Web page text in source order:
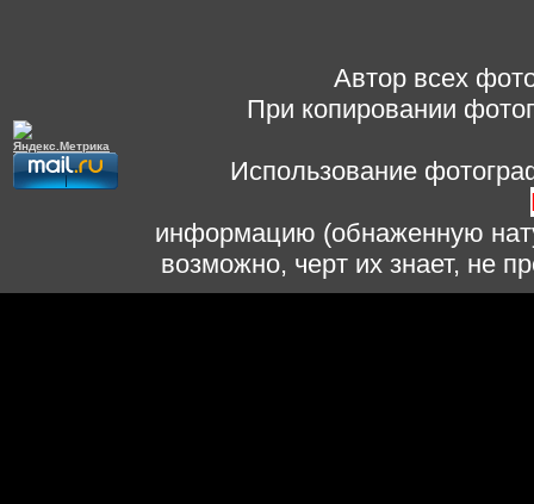
Автор всех
При копировании
Использование
информацию (обнаженную
возможно, черт их знает, не